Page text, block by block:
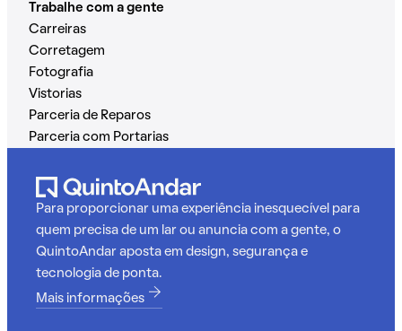
Trabalhe com a gente
Carreiras
Corretagem
Fotografia
Vistorias
Parceria de Reparos
Parceria com Portarias
Para proporcionar uma experiência inesquecível para
quem precisa de um lar ou anuncia com a gente, o
QuintoAndar aposta em design, segurança e
tecnologia de ponta.
Mais informações